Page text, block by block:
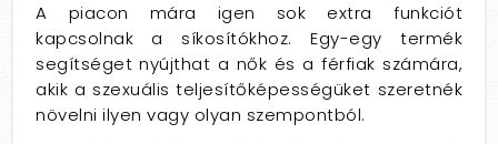
A piacon mára igen sok extra funkciót
kapcsolnak a síkosítókhoz. Egy-egy termék
segítséget nyújthat a nők és a férfiak számára,
akik a szexuális teljesítőképességüket szeretnék
növelni ilyen vagy olyan szempontból.